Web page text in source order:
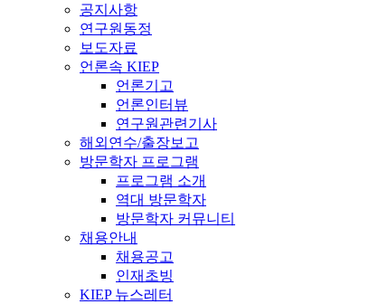
공지사항
연구원동정
보도자료
언론속 KIEP
언론기고
언론인터뷰
연구원관련기사
해외연수/출장보고
방문학자 프로그램
프로그램 소개
역대 방문학자
방문학자 커뮤니티
채용안내
채용공고
인재초빙
KIEP 뉴스레터